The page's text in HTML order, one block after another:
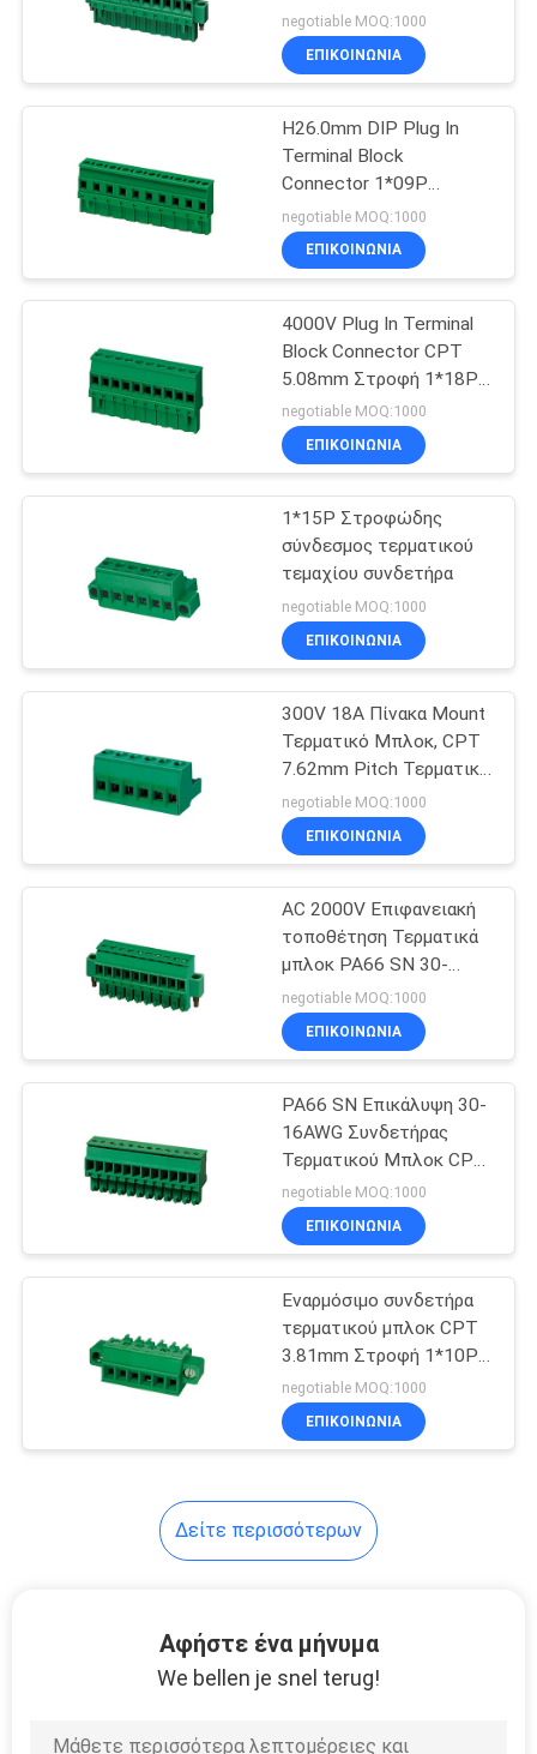
ηλεκτρικών
καλωδίων
Συνδετήρας
καλωδίων IDC
Σύνδεσμος DIP
Συνδετήρες
καλωδίων PCB σε
πλαίσια
15
Συνδέτης PCB από
πλακέτο σε
πλακέτο
Συνδετήρας
καλωδίων FPC
Εισόδου-εξόδου
Στροφή 1*16P Κώμα
από χαλκό
negotiable MOQ:1000
ΕΠΙΚΟΙΝΩΝΊΑ
H26.0mm DIP Plug In
Terminal Block
Connector 1*09P
Πράσινο PA66 SN
Επιχρισμένο 30-12AWG
negotiable MOQ:1000
ΕΠΙΚΟΙΝΩΝΊΑ
4000V Plug In Terminal
Block Connector CPT
5.08mm Στροφή 1*18P
Πράσινο PA66 SN
Καθαρισμένο
negotiable MOQ:1000
ΕΠΙΚΟΙΝΩΝΊΑ
1*15P Στροφώδης
σύνδεσμος τερματικού
τεμαχίου συνδετήρα
negotiable MOQ:1000
ΕΠΙΚΟΙΝΩΝΊΑ
300V 18A Πίνακα Mount
Τερματικό Μπλοκ, CPT
7.62mm Pitch Τερματικό
Strip Connector
negotiable MOQ:1000
ΕΠΙΚΟΙΝΩΝΊΑ
AC 2000V Επιφανειακή
τοποθέτηση Τερματικά
μπλοκ PA66 SN 30-
16AWG H18.8mm DIP με
βίδα
negotiable MOQ:1000
ΕΠΙΚΟΙΝΩΝΊΑ
PA66 SN Επικάλυψη 30-
16AWG Συνδετήρας
Τερματικού Μπλοκ CPT
3.81mm Στροφή 1*10P
Πράσινο
negotiable MOQ:1000
ΕΠΙΚΟΙΝΩΝΊΑ
Εναρμόσιμο συνδετήρα
τερματικού μπλοκ CPT
3.81mm Στροφή 1*10P
Πράσινο PA66 SN 30-
16AWG
negotiable MOQ:1000
ΕΠΙΚΟΙΝΩΝΊΑ
Δείτε περισσότερων
Αφήστε ένα μήνυμα
We bellen je snel terug!